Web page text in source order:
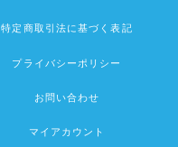
特定商取引法に基づく表記
プライバシーポリシー
お問い合わせ
マイアカウント